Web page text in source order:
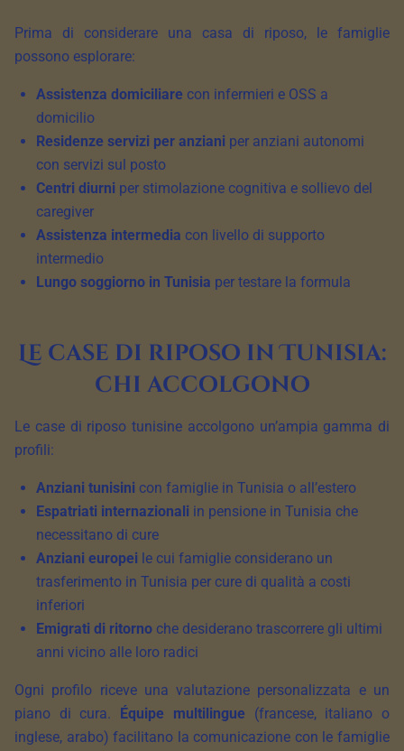
Prima di considerare una casa di riposo, le famiglie
possono esplorare:
Assistenza domiciliare con infermieri e OSS a
domicilio
Residenze servizi per anziani per anziani autonomi
con servizi sul posto
Centri diurni per stimolazione cognitiva e sollievo del
caregiver
Assistenza intermedia con livello di supporto
intermedio
Lungo soggiorno in Tunisia per testare la formula
Le case di riposo in Tunisia:
chi accolgono
Le case di riposo tunisine accolgono un’ampia gamma di
profili:
Anziani tunisini con famiglie in Tunisia o all’estero
Espatriati internazionali in pensione in Tunisia che
necessitano di cure
Anziani europei le cui famiglie considerano un
trasferimento in Tunisia per cure di qualità a costi
inferiori
Emigrati di ritorno che desiderano trascorrere gli ultimi
anni vicino alle loro radici
Ogni profilo riceve una valutazione personalizzata e un
piano di cura. Équipe multilingue (francese, italiano o
inglese, arabo) facilitano la comunicazione con le famiglie